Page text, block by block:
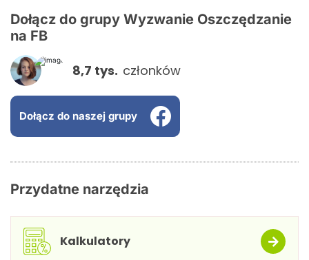
Dołącz do grupy Wyzwanie Oszczędzanie
na FB
Dołącz do naszej grupy
8,7 tys. członków
Przydatne narzędzia
Kalkulatory